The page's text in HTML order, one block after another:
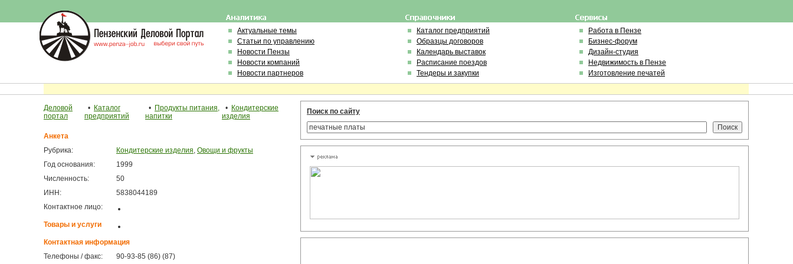
Актуальные темы
Статьи по управлению
Новости Пензы
Новости компаний
Новости партнеров
Каталог предприятий
Образцы договоров
Календарь выставок
Расписание поездов
Тендеры и закупки
Работа в Пензе
Бизнес-форум
Дизайн-студия
Недвижимость в Пензе
Изготовление печатей
Деловой
портал
• Каталог
предприятий
• Продукты питания,
напитки
• Кондитерские
изделия
Анкета
Рубрика:
Кондитерские изделия, Овощи и фрукты
Год основания:
1999
Численность:
50
ИНН:
5838044189
Контактное лицо:
Товары и услуги
Контактная информация
Телефоны / факс:
90-93-85 (86) (87)
Поиск по сайту